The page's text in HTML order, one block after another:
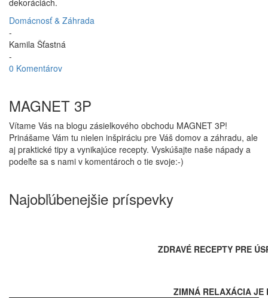
dekoráciách.
Domácnosť & Záhrada
-
Kamila Šťastná
-
0 Komentárov
MAGNET 3P
Vítame Vás na blogu zásielkového obchodu MAGNET 3P!
Prinášame Vám tu nielen inšpiráciu pre Váš domov a záhradu, ale
aj praktické tipy a vynikajúce recepty. Vyskúšajte naše nápady a
podeľte sa s nami v komentároch o tie svoje:-)
Najobľúbenejšie príspevky
ZDRAVÉ RECEPTY PRE
ZIMNÁ RELAXÁCIA JE